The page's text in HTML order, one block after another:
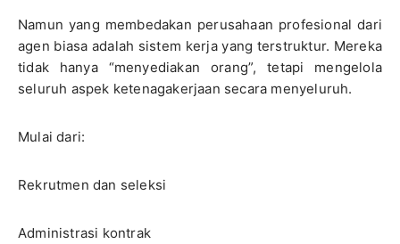
Namun yang membedakan perusahaan profesional dari
agen biasa adalah sistem kerja yang terstruktur. Mereka
tidak hanya “menyediakan orang”, tetapi mengelola
seluruh aspek ketenagakerjaan secara menyeluruh.
Mulai dari:
Rekrutmen dan seleksi
Administrasi kontrak